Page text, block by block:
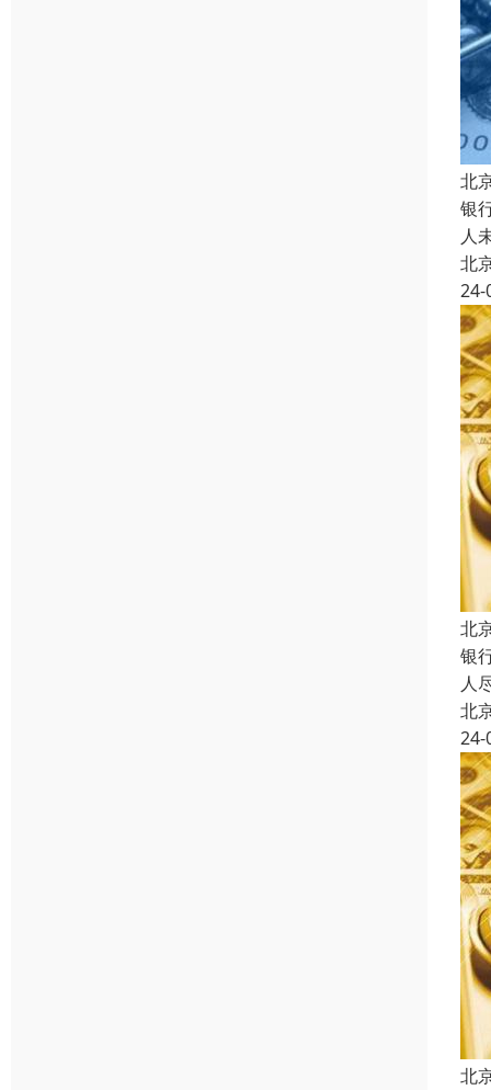
北
银
人
北
24-
北
银
人
北
24-
北